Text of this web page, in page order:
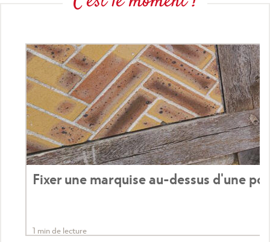
Fixer une marquise au-dessus d'une
1 min de lecture